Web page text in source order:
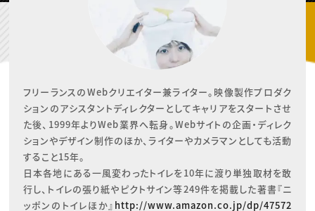
スキルアップしたい！ トップ
動画配信・映像制作
業界解説・キャリア事情
お役立ち基礎知識
TOP Creator’s コラム トップ
映像クリエイター
マーケッター
クリエイターインタビュー
C＆R Magazine
ニュース・トレンド
ニュース・トレンド トップ
Web
映像
ゲーム・エンタメ
広告
出版
CREATIVE VILLAGEからのお知らせ
フリーランスのWebクリエイター兼ライター。映像製作プロダク
ションのアシスタントディレクターとしてキャリアをスタートさせ
た後、1999年よりWeb業界へ転身。Webサイトの企画・ディレク
ションやデザイン制作のほか、ライターやカメラマンとしても活動
すること15年。
日本各地にある一風変わったトイレを10年に渡り単独取材を敢
行し、トイレの張り紙やピクトサイン等249件を掲載した著書『ニ
ッポンのトイレほか』 http://www.amazon.co.jp/dp/47572